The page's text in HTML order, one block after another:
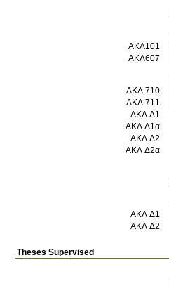
ΑΚΛ101
ΑΚΛ607
ΑΚΛ 710
ΑΚΛ 711
ΑΚΛ Δ1
ΑΚΛ Δ1α
ΑΚΛ Δ2
ΑΚΛ Δ2α
ΑΚΛ Δ1
ΑΚΛ Δ2
Theses Supervised